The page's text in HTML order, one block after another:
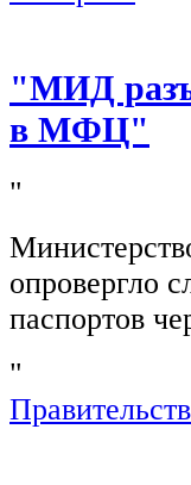
"МИД
в МФЦ"
"
опровергло
паспортов
"